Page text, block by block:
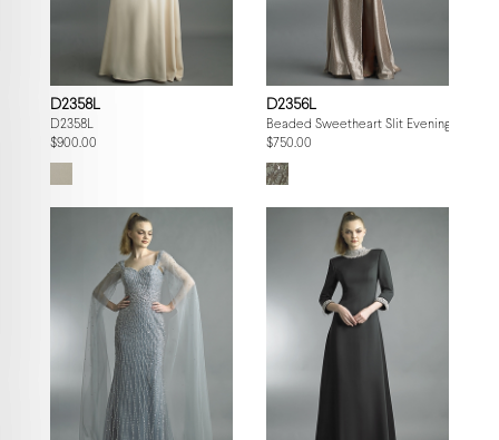
D2358L
D2358L
$900.00
D2356L
Beaded Sweetheart Slit Evening Gown
$750.00